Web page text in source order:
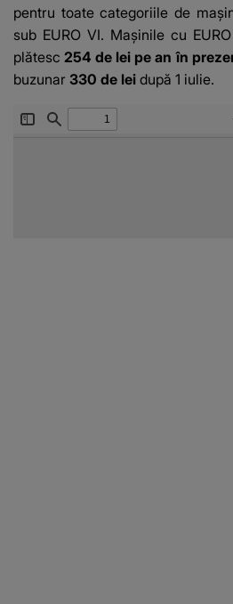
pentru toate categoriile de
sub EURO VI. Mașinile cu
plătesc254 de lei pe an în
buzunar 330 de lei după 1 iulie.